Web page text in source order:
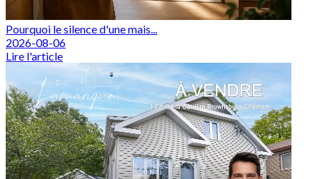
Pourquoi le silence d'une mais...
2026-08-06
Lire l'article